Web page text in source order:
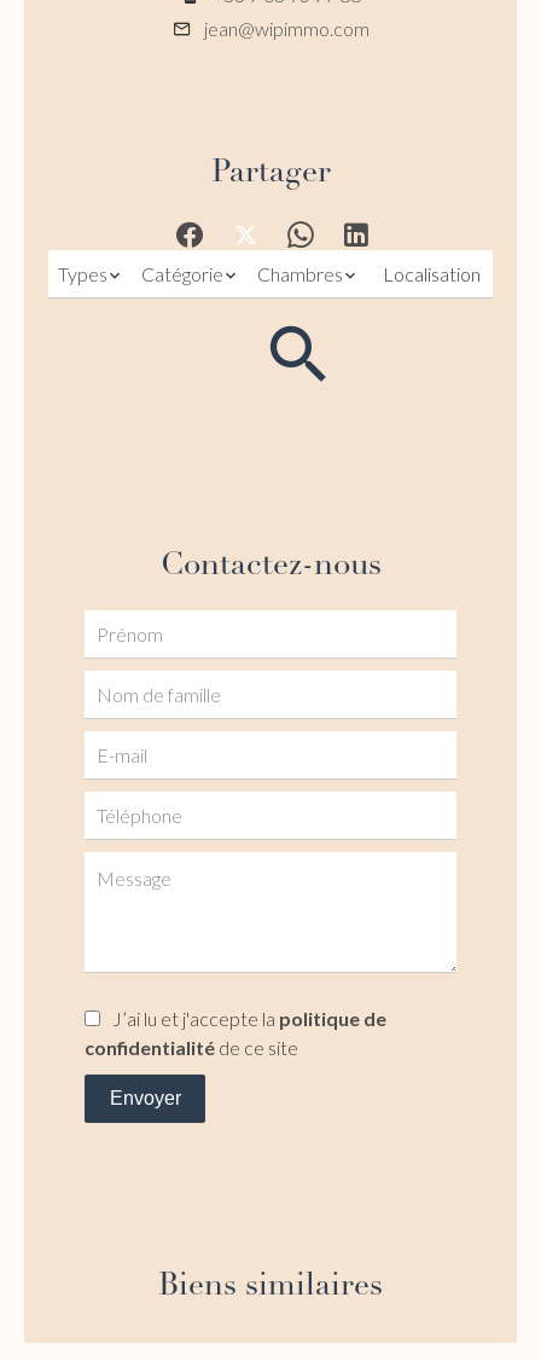
jean@wipimmo.com
Partager
Types Catégorie Chambres Localisation
Contactez-nous
J’ai lu et j'accepte la politique de
confidentialité de ce site
Envoyer
Biens similaires